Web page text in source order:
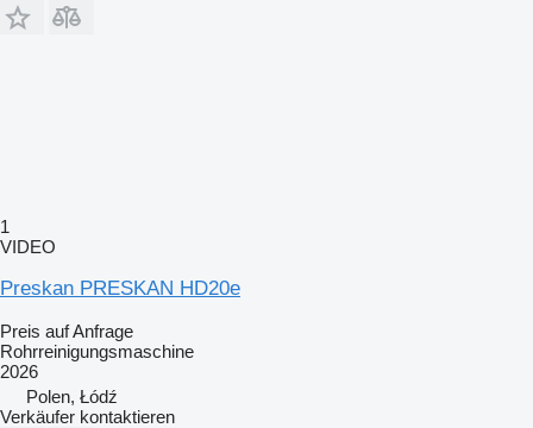
1
VIDEO
Preskan PRESKAN HD20e
Preis auf Anfrage
Rohrreinigungsmaschine
2026
Polen, Łódź
Verkäufer kontaktieren